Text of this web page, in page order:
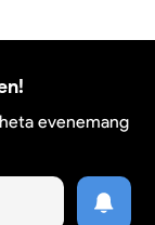
evenemang